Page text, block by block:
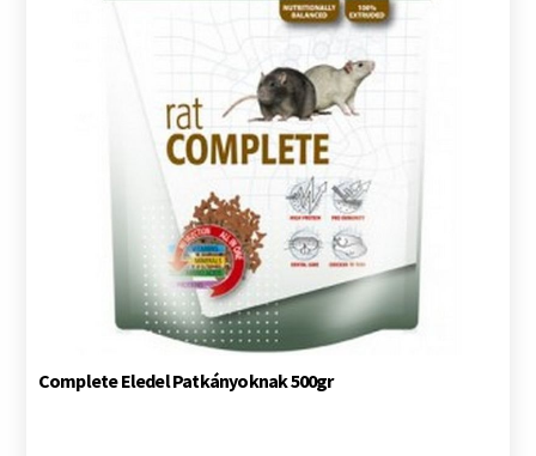
Complete Eledel Patkányoknak 500gr